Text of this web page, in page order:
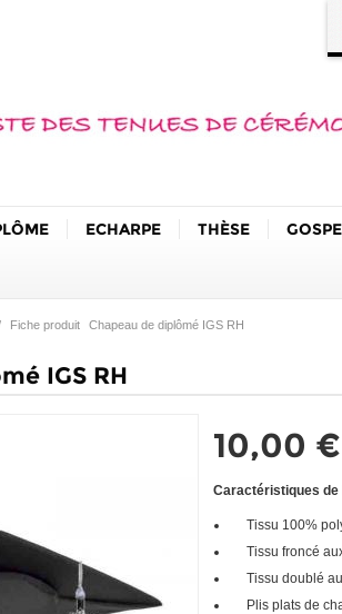
ECHARPE THÈSE
Fiche produit Chapeau de diplômé IGS RH
IGS RH
10,00 €
Caractéristiques de
Tissu 100%
Tissu froncé
Tissu doublé
Plis plats de